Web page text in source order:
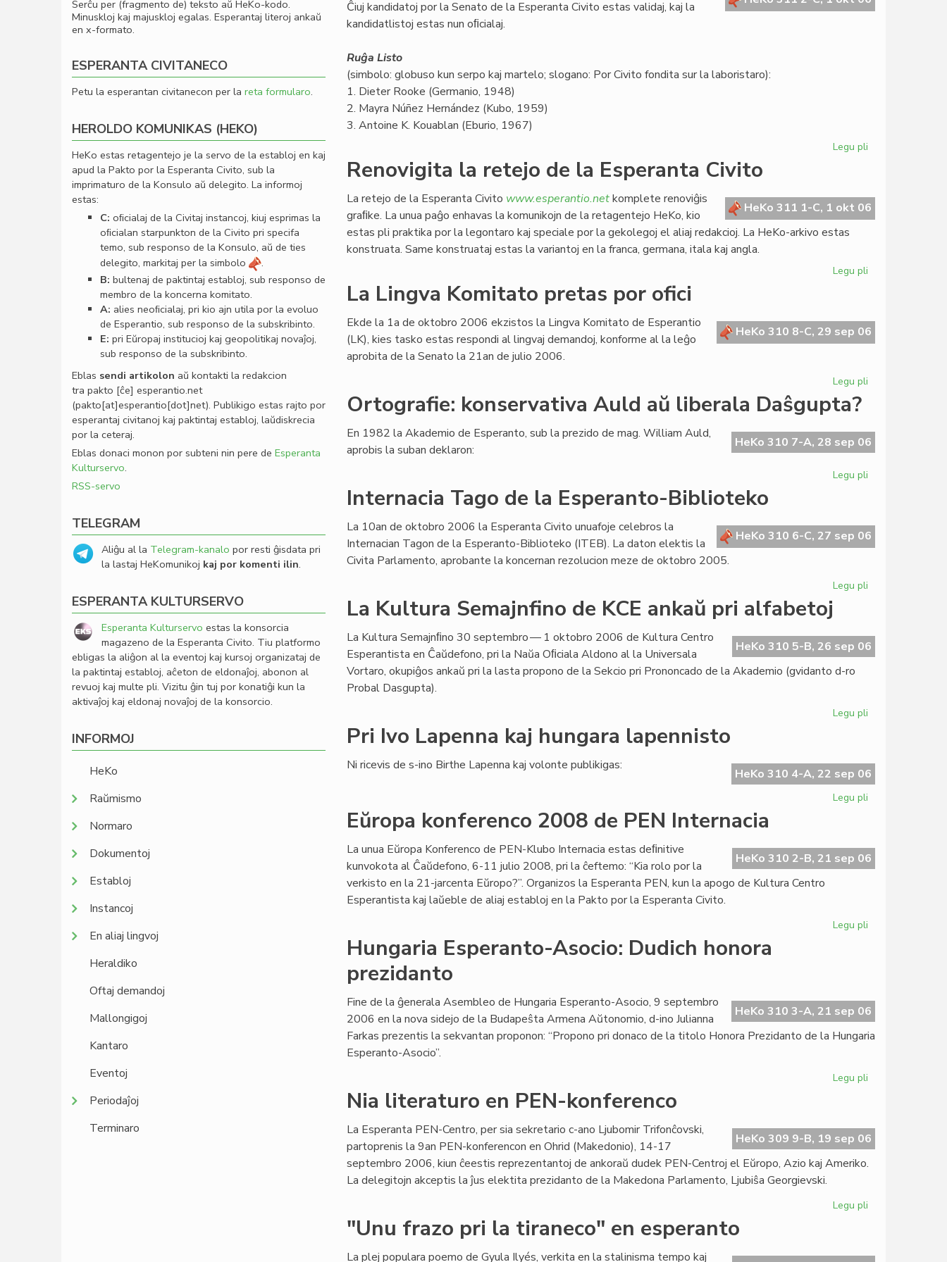
Ĉiuj kandidatoj por la Senato de la Esperanta Civito estas validaj, kaj la
kandidatlistoj estas nun oﬁcialaj.
Ruĝa Listo
(simbolo: globuso kun serpo kaj martelo; slogano: Por Civito fondita sur la laboristaro):
1. Dieter Rooke (Germanio, 1948)
2. Mayra Núñez Hernández (Kubo, 1959)
3. Antoine K. Kouablan (Eburio, 1967)
Legu pli
estas
definitivaj
Renovigita la retejo de la Esperanta Civito
HeKo 311 1-C, 1 okt 06
La retejo de la Esperanta Civito www.esperantio.netkomplete renoviĝis
graﬁke. La unua paĝo enhavas la komunikojn de la retagentejo HeKo, kio
estas pli praktika por la legontaro kaj speciale por la gekolegoj el aliaj redakcioj. La HeKo-arkivo estas
konstruata. Same konstruataj estas la variantoj en la franca, germana, itala kaj angla.
Legu pli
de
la
La Lingva Komitato pretas por ofici
HeKo 310 8-C, 29 sep 06
Ekde la 1a de oktobro 2006 ekzistos la Lingva Komitato de Esperantio
(LK), kies tasko estas respondi al lingvaj demandoj, konforme al la leĝo
aprobita de la Senato la 21an de julio 2006.
Legu pli
pretas
por
Ortografie: konservativa Auld aŭ liberala Daŝgupta?
HeKo 310 7-A, 28 sep 06
En 1982 la Akademio de Esperanto, sub la prezido de mag. William Auld,
aprobis la suban deklaron:
Legu pli
aŭ
liberala
Internacia Tago de la Esperanto-Biblioteko
HeKo 310 6-C, 27 sep 06
La 10an de oktobro 2006 la Esperanta Civito unuafoje celebros la
Internacian Tagon de la Esperanto-Biblioteko (ITEB). La daton elektis la
Civita Parlamento, aprobante la koncernan rezolucion meze de oktobro 2005.
Legu pli
la
Esperanto-
La Kultura Semajnfino de KCE ankaŭ pri alfabetoj
HeKo 310 5-B, 26 sep 06
La Kultura Semajnﬁno 30 septembro — 1 oktobro 2006 de Kultura Centro
Esperantista en Ĉaŭdefono, pri la Naŭa Oﬁciala Aldono al la Universala
Vortaro, okupiĝos ankaŭ pri la lasta propono de la Sekcio pri Prononcado de la Akademio (gvidanto d-ro
Probal Dasgupta).
Legu pli
de
KCE
Pri Ivo Lapenna kaj hungara lapennisto
HeKo 310 4-A, 22 sep 06
Ni ricevis de s-ino Birthe Lapenna kaj volonte publikigas:
Legu pli
kaj
hungara
Eŭropa konferenco 2008 de PEN Internacia
HeKo 310 2-B, 21 sep 06
La unua Eŭropa Konferenco de PEN-Klubo Internacia estas deﬁnitive
kunvokota al Ĉaŭdefono, 6-11 julio 2008, pri la ĉeftemo: “Kia rolo por la
verkisto en la 21-jarcenta Eŭropo?”. Organizos la Esperanta PEN, kun la apogo de Kultura Centro
Esperantista kaj laŭeble de aliaj establoj en la Pakto por la Esperanta Civito.
Legu pli
PEN
Internacia
Hungaria Esperanto-Asocio: Dudich honora
prezidanto
HeKo 310 3-A, 21 sep 06
Fine de la ĝenerala Asembleo de Hungaria Esperanto-Asocio, 9 septembro
2006 en la nova sidejo de la Budapeŝta Armena Aŭtonomio, d-ino Julianna
Farkas prezentis la sekvantan proponon: “Propono pri donaco de la titolo Honora Prezidanto de la Hungaria
Esperanto-Asocio”.
Legu pli
Dudich
honora
Nia literaturo en PEN-konferenco
HeKo 309 9-B, 19 sep 06
La Esperanta PEN-Centro, per sia sekretario c-ano Ljubomir Trifonĉovski,
partoprenis la 9an PEN-konferencon en Ohrid (Makedonio), 14-17
septembro 2006, kiun ĉeestis reprezentantoj de ankoraŭ dudek PEN-Centroj el Eŭropo, Azio kaj Ameriko.
La delegitojn akceptis la ĵus elektita prezidanto de la Makedona Parlamento, Ljubiŝa Georgievski.
Legu pli
"Unu frazo pri la tiraneco" en esperanto
La plej populara poemo de Gyula Ilyés, verkita en la stalinisma tempo kaj
Serĉu per (fragmento de) teksto aŭ HeKo-kodo.
Minuskloj kaj majuskloj egalas. Esperantaj literoj ankaŭ
en x-formato.
ESPERANTA CIVITANECO
Petu la esperantan civitanecon per la reta formularo.
HEROLDO KOMUNIKAS (HEKO)
HeKo estas retagentejo je la servo de la establoj en kaj
apud la Pakto por la Esperanta Civito, sub la
imprimaturo de la Konsulo aŭ delegito. La informoj
estas:
C: oﬁcialaj de la Civitaj instancoj, kiuj esprimas la
oﬁcialan starpunkton de la Civito pri specifa
temo, sub responso de la Konsulo, aŭ de ties
delegito, markitaj per la simbolo
.
B: bultenaj de paktintaj establoj, sub responso de
membro de la koncerna komitato.
A: alies neoﬁcialaj, pri kio ajn utila por la evoluo
de Esperantio, sub responso de la subskribinto.
E: pri Eŭropaj institucioj kaj geopolitikaj novaĵoj,
sub responso de la subskribinto.
Eblas sendi artikolon aŭ kontakti la redakcion
tra pakto [ĉe] esperantio.net
(pakto[at]esperantio[dot]net). Publikigo estas rajto por
esperantaj civitanoj kaj paktintaj establoj, laŭdiskrecia
por la ceteraj.
Eblas donaci monon por subteni nin pere de Esperanta
Kulturservo.
RSS-servo
TELEGRAM
Aliĝu al la Telegram-kanalo por resti ĝisdata pri
la lastaj HeKomunikoj kaj por komenti ilin.
ESPERANTA KULTURSERVO
Esperanta Kulturservo estas la konsorcia
magazeno de la Esperanta Civito. Tiu platformo
ebligas la aliĝon al la eventoj kaj kursoj organizataj de
la paktintaj establoj, aĉeton de eldonaĵoj, abonon al
revuoj kaj multe pli. Vizitu ĝin tuj por konatiĝi kun la
aktivaĵoj kaj eldonaj novaĵoj de la konsorcio.
INFORMOJ
HeKo
Raŭmismo
Normaro
Dokumentoj
Establoj
Instancoj
En aliaj lingvoj
Heraldiko
Oftaj demandoj
Mallongigoj
Kantaro
Eventoj
Periodaĵoj
Terminaro